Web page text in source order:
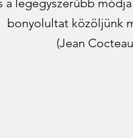
a legegyszerűbb
bonyolultat közöljünk
(Jean